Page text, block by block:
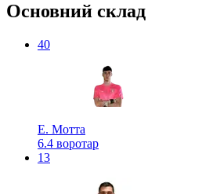
Основний склад
40
Е. Мотта
6.4 воротар
13